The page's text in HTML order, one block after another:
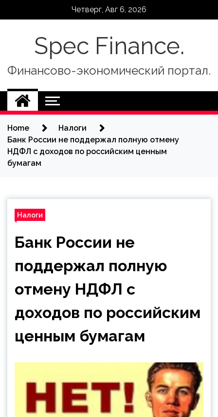
Четверг, Авг 6, 2026
Spec Finance.
Финансово-экономический портал.
Home
Налоги
Банк России не поддержал полную отмену
НДФЛ с доходов по российским ценным
бумагам
Налоги
Банк России не
поддержал полную
отмену НДФЛ с
доходов по российским
ценным бумагам